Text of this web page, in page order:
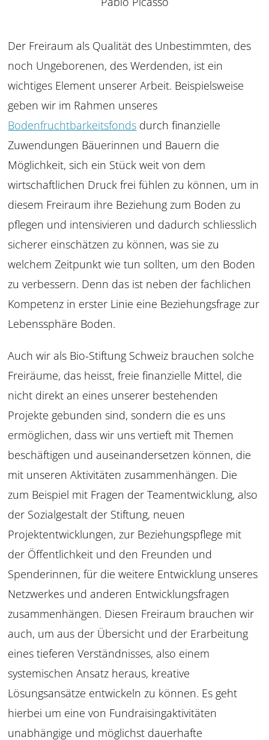
Der Freiraum als Qualität des Unbestimmten, des
noch Ungeborenen, des Werdenden, ist ein
wichtiges Element unserer Arbeit. Beispielsweise
geben wir im Rahmen unseres
Bodenfruchtbarkeitsfonds durch finanzielle
Zuwendungen Bäuerinnen und Bauern die
Möglichkeit, sich ein Stück weit von dem
wirtschaftlichen Druckfrei fühlen zu können, um in
diesem Freiraum ihre Beziehung zum Boden zu
pflegen und intensivieren und dadurch schliesslich
sicherer einschätzen zu können, was sie zu
welchem Zeitpunkt wie tun sollten, um den Boden
zu verbessern. Denn das ist neben der fachlichen
Kompetenz in erster Linie eine Beziehungsfrage zur
Lebenssphäre Boden.
Auch wir als Bio-Stiftung Schweiz brauchen solche
Freiräume, das heisst, freie finanzielle Mittel, die
nicht direkt an eines unserer bestehenden
Projekte gebunden sind, sondern die es uns
ermöglichen, dasswir uns vertieft mit Themen
beschäftigen und auseinandersetzen können, die
mit unseren Aktivitätenzusammenhängen. Die
zum Beispiel mit Fragen der Teamentwicklung, also
der Sozialgestalt der Stiftung, neuen
Projektentwicklungen, zur Beziehungspflege mit
der Öffentlichkeit und den Freunden und
Spenderinnen,für die weitere Entwicklung unseres
Netzwerkes undanderen Entwicklungsfragen
zusammenhängen. Diesen Freiraum brauchen wir
auch, um aus der Übersicht und der Erarbeitung
eines tieferenVerständnisses, also einem
systemischen Ansatz heraus, kreative
Lösungsansätze entwickeln zu können. Es geht
hierbei um eine von Fundraisingaktivitäten
unabhängige und möglichst dauerhafte